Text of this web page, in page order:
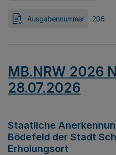
Ausgabennummer 206
MB.NRW 2026
28.07.2026
Staatliche
Bödefeld der Stadt
Erholungsort